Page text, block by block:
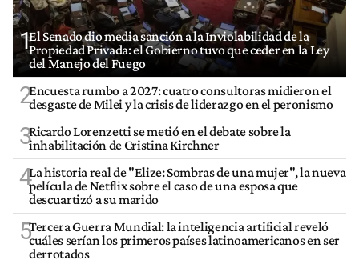
1El Senado dio media sanción a la Inviolabilidad de la
Propiedad Privada: el Gobierno tuvo que ceder en la Ley
del Manejo del Fuego
2Encuesta rumbo a 2027: cuatro consultoras midieron el
desgaste de Milei y la crisis de liderazgo en el peronismo
3Ricardo Lorenzetti se metió en el debate sobre la
inhabilitación de Cristina Kirchner
4La historia real de "Elize: Sombras de una mujer", la nueva
película de Netflix sobre el caso de una esposa que
descuartizó a su marido
5Tercera Guerra Mundial: la inteligencia artificial reveló
cuáles serían los primeros países latinoamericanos en ser
derrotados